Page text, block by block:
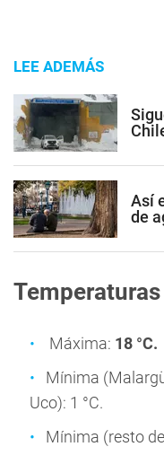
LEE ADEMÁS
Así
de
Máxima: 18 °C.
Mínima
Uco): 1 °C.
Mínima (resto